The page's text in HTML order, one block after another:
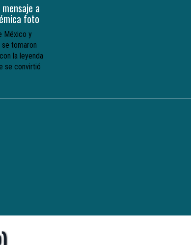
a
foto
México y
se tomaron
la leyenda
se convirtió